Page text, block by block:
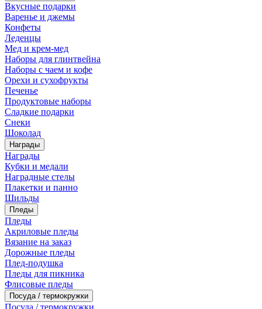
Вкусные подарки
Варенье и джемы
Конфеты
Леденцы
Мед и крем-мед
Наборы для глинтвейна
Наборы с чаем и кофе
Орехи и сухофрукты
Печенье
Продуктовые наборы
Сладкие подарки
Снеки
Шоколад
Награды
Награды
Кубки и медали
Наградные стелы
Плакетки и панно
Шильды
Пледы
Пледы
Акриловые пледы
Вязание на заказ
Дорожные пледы
Плед-подушка
Пледы для пикника
Флисовые пледы
Посуда / термокружки
Посуда / термокружки